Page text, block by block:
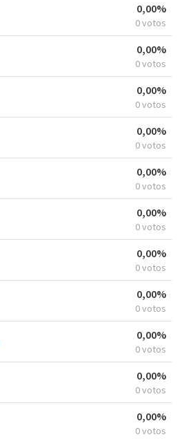
0,00%
0 votos
0,00%
0 votos
0,00%
0 votos
0,00%
0 votos
0,00%
0 votos
0,00%
0 votos
0,00%
0 votos
0,00%
0 votos
0,00%
0 votos
0,00%
0 votos
0,00%
0 votos